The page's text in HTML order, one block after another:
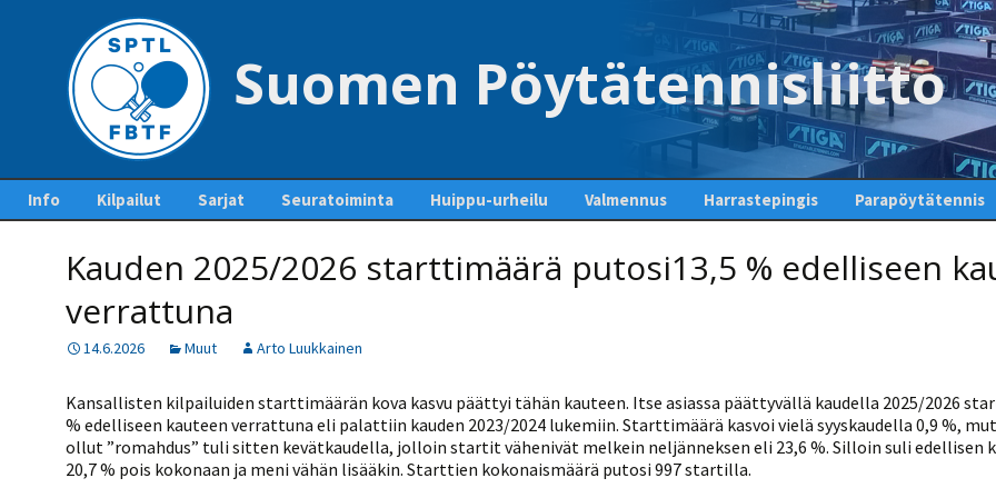
Suomen Pöytätennisliitto
Siirry
sisältöön
Info
perimät maksut
Pöytätennisrahasto
Liittokokoukset
Hallitus
Kilpailut
Kilpailuiden
lomakkeita
Kilpailutiedotteet ja -
Ylituomarin
raporttiohjeet
GP-kilpailut
Sarjat
ja sarjasäännöt
3-divisioona
4-divisioona
Seuratoiminta
lisenssien hankinta
Seuratyökalu
ostamiseen
2026
Seuran perustaminen
Pelaajalistat ja lisenssit
Huippu-urheilu
Kansainväliset kilpailut
Valmennus
Valmentaja- ja
Valmentajan polku
VOK 2
ja perustekniikka -opas
Fyysisen suorituskyvyn
Valmennustiedotteet ja
tulevat koulutukset
Harjoitusohjeita
Harrastepingis
oma seurasi
STIGA-välituntikisa
Kerho-opas
Parapöytätennis
Paravaliokunta
Linkit
Kauden 2025/2026 starttimäärä putosi13,5 % edelliseen
verrattuna
14.6.2026 Muut Arto Luukkainen
Kansallisten kilpailuiden starttimäärän kova kasvu päättyi tähän kauteen. Itse asiassa päättyvällä kaudella 2025/2026
% edelliseen kauteen verrattuna eli palattiin kauden 2023/2024 lukemiin. Starttimäärä kasvoi vielä syyskaudella 0,9 %,
ollut ”romahdus” tuli sitten kevätkaudella, jolloin startit vähenivät melkein neljänneksen eli 23,6 %. Silloin suli edellisen
20,7 % pois kokonaan ja meni vähän lisääkin. Starttien kokonaismäärä putosi 997 startilla.